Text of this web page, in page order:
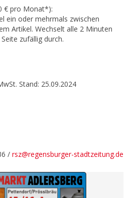
€ pro Monat*):
ein oder mehrmals zwischen
Artikel. Wechselt alle 2 Minuten
zufällig durch.
Stand: 25.09.2024
/ rsz@regensburger-stadtzeitung.de